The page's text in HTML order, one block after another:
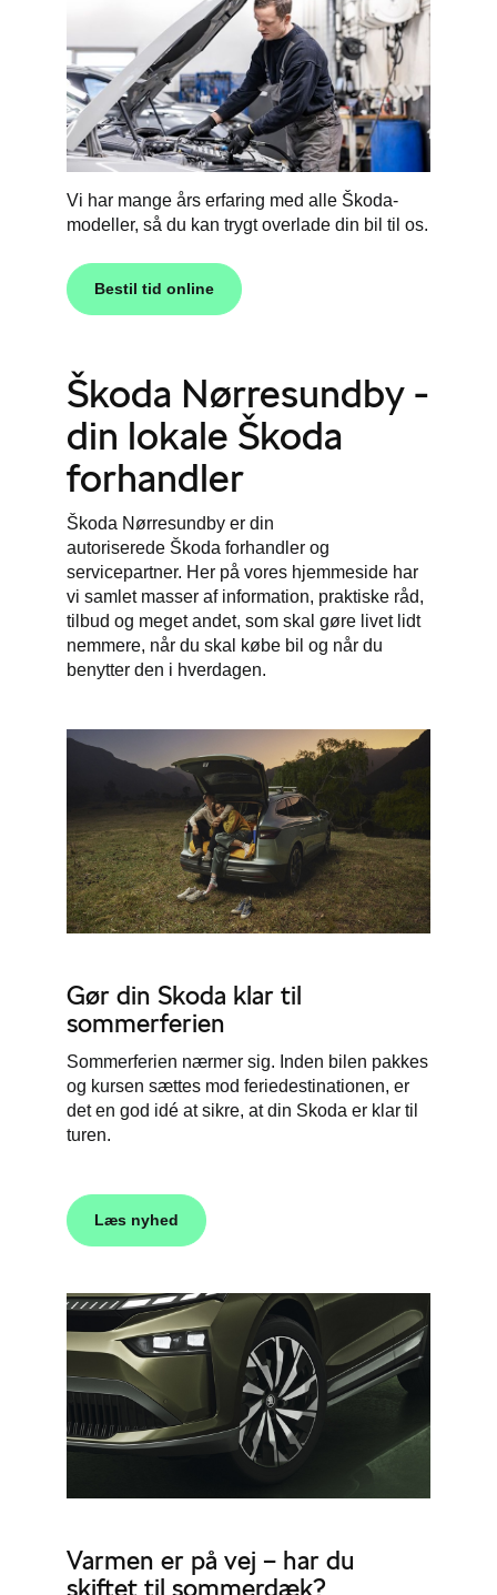
Vi har mange års erfaring med alle Škoda-
modeller, så du kan trygt overlade din bil til os.
Bestil tid online
Škoda Nørresundby -
din lokale Škoda
forhandler
Škoda Nørresundby er din
autoriserede Škoda forhandler og
servicepartner. Her på vores hjemmeside har
vi samlet masser af information, praktiske råd,
tilbud og meget andet, som skal gøre livet lidt
nemmere, når du skal købe bil og når du
benytter den i hverdagen.
Gør din Skoda klar til
sommerferien
Sommerferien nærmer sig. Inden bilen pakkes
og kursen sættes mod feriedestinationen, er
det en god idé at sikre, at din Skoda er klar til
turen.
Læs nyhed
Varmen er på vej – har du
skiftet til sommerdæk?